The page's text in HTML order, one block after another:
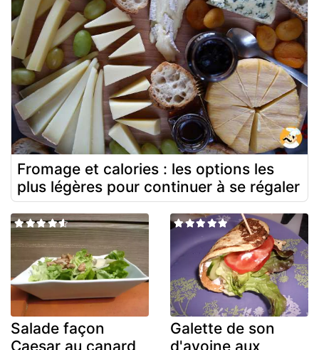
Fromage et calories : les options les
plus légères pour continuer à se régaler
Salade façon
Caesar au canard
Galette de son
d'avoine aux